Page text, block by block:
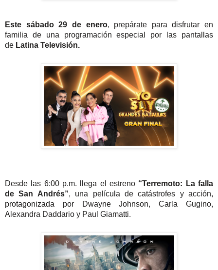
Este sábado 29 de enero, prepárate para disfrutar en
familia de una programación especial por las pantallas
de Latina Televisión.
Desde las 6:00 p.m. llega el estreno “Terremoto: La falla
de San Andrés”, una película de catástrofes y acción,
protagonizada por Dwayne Johnson, Carla Gugino,
Alexandra Daddario y Paul Giamatti.